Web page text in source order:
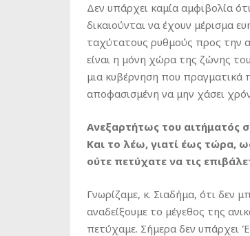
Δεν υπάρχει καμία αμφιβολία
δικαιούνται να έχουν μέρισμα
ταχύτατους ρυθμούς προς την
είναι η μόνη χώρα της ζώνης
μια κυβέρνηση που πραγματικά
αποφασισμένη να μην χάσει
Ανεξαρτήτως του αιτήματός
Και το λέω, γιατί έως τώρα,
ούτε πετύχατε να τις
Γνωρίζαμε, κ. Σιαδήμα, ότι δεν
αναδείξουμε το μέγεθος της
πετύχαμε. Σήμερα δεν υπάρχει